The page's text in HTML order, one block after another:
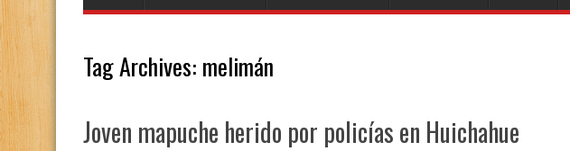
Tag Archives: melimán
Joven mapuche herido por policías en Huichahue